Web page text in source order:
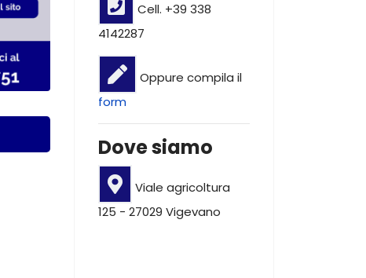
Cell. +39 338
4142287
Oppure compila il
form
Dove siamo
Viale agricoltura
125 - 27029 Vigevano